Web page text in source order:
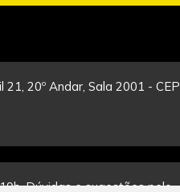
21, 20º Andar, Sala 2001 - CEP
Dúvidas e sugestões pelo